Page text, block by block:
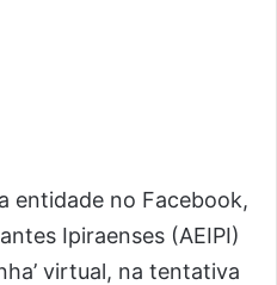
entidade no Facebook,
Ipiraenses (AEIPI)
virtual, na tentativa